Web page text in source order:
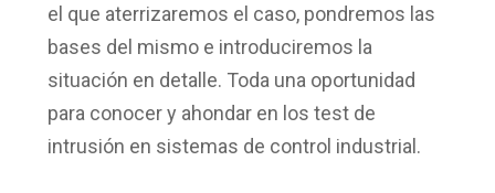
el que aterrizaremos el caso, pondremos las
bases del mismo e introduciremos la
situación en detalle. Toda una oportunidad
para conocer y ahondar en los test de
intrusión en sistemas de control industrial.